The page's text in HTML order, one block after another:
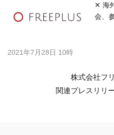
✕ 海
会、
2021年7月28日 10時
株式会社フ
関連プレスリリ